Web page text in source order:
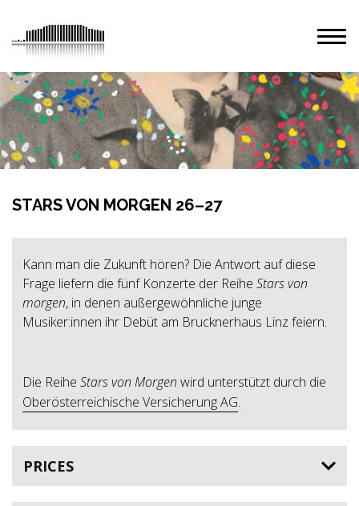
STARS VON MORGEN 26–27
Kann man die Zukunft hören? Die Antwort auf diese
Frage liefern die fünf Konzerte der Reihe Stars von
morgen, in denen außergewöhnliche junge
Musiker:innen ihr Debüt am Brucknerhaus Linz feiern.
Die Reihe Stars von Morgen wird unterstützt durch die
Oberösterreichische Versicherung AG.
PRICES